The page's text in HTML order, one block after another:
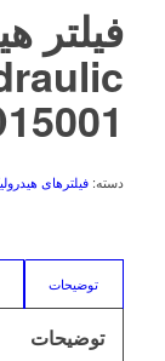
فیلتر
دسته: فیلترهای
توضیحات
توضیحات